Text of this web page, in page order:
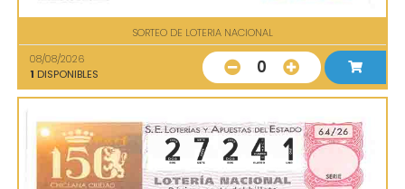
SORTEO DE LOTERIA NACIONAL
08/08/2026
1 DISPONIBLES 0